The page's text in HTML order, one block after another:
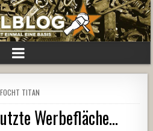
POSTED
IN
FOCHT TITAN
Werbefläche…